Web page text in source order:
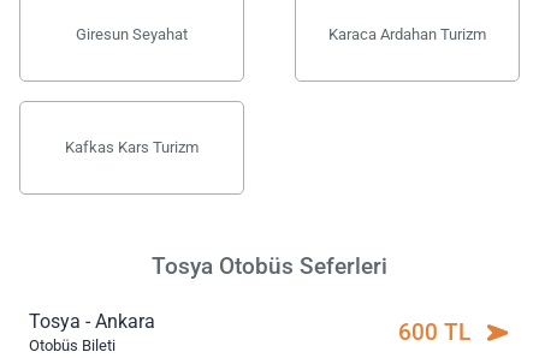
Giresun Seyahat Karaca Ardahan Turizm
Kafkas Kars Turizm
Tosya Otobüs Seferleri
Tosya - Ankara
Otobüs Bileti 600 TL